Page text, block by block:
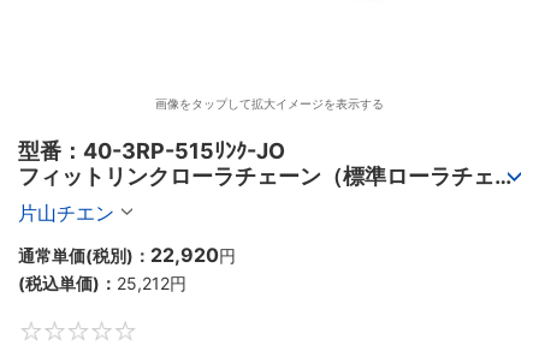
画像をタップして拡大イメージを表示する
型番：40-3RP-515ﾘﾝｸ-JO
フィットリンクローラチェーン（標準ローラチェー
ン） 3列
片山チエン
通常単価(税別)： 22,920円
(税込単価)： 25,212円